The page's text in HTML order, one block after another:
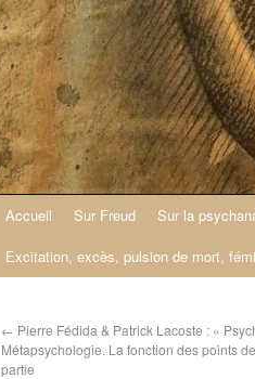
Accueil Sur Freud Sur la
Excitation, excès, pulsion de mort,
← Pierre Fédida & Patrick Lacoste : «
Métapsychologie. La fonction des points
partie